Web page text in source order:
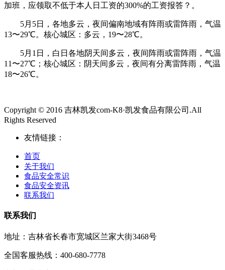
加班，应领取不低于本人日工资的300%的工资报答？。
5月5日，各地多云，夜间偏南地域有阵雨或雷阵雨，气温
13〜29℃。核心城区：多云，19〜28℃。
5月1日，白日各地阴天间多云，夜间阵雨或雷阵雨，气温
11〜27℃；核心城区：阴天间多云，夜间有分离雷阵雨，气温
18〜26℃。
Copyright © 2016 吉林凯发com-K8·凯发食品有限公司.All
Rights Reserved
友情链接：
首页
关于我们
食品安全常识
食品安全资讯
联系我们
联系我们
地址：吉林省长春市宽城区兰家大街3468号
全国客服热线：400-680-7778